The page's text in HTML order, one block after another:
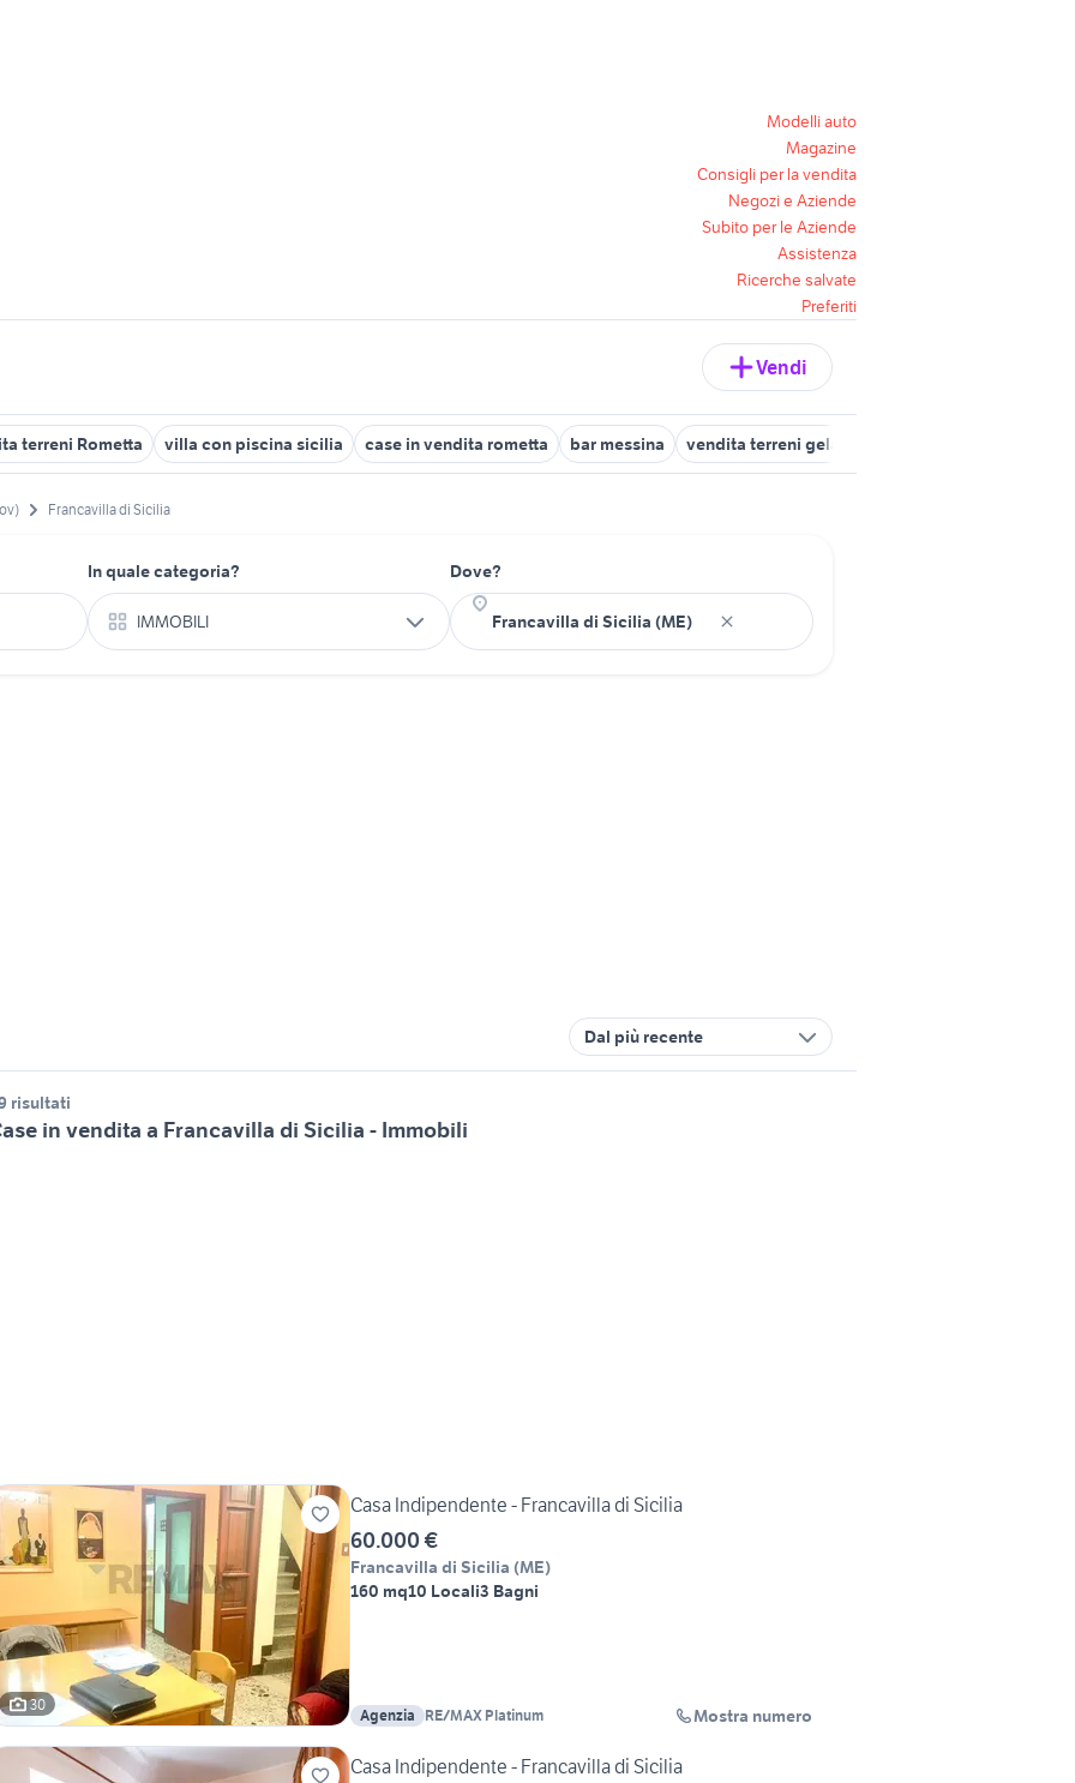
Modelli auto
Magazine
Consigli per la vendita
Negozi e Aziende
Subito per le Aziende
Assistenza
Ricerche salvate
Preferiti
Vendi
terreni Rometta villa con piscina sicilia case in vendita rometta bar messina vendita terreni gela Sicilia
Francavilla di Sicilia
In quale categoria?
IMMOBILI
Dove?
Dal più recente
risultati
in vendita a Francavilla di Sicilia - Immobili
30
Casa Indipendente - Francavilla di Sicilia
60.000 €
Francavilla di Sicilia (ME)
160 mq10 Locali3 Bagni
Agenzia RE/MAX Platinum Mostra numero
Casa Indipendente - Francavilla di Sicilia